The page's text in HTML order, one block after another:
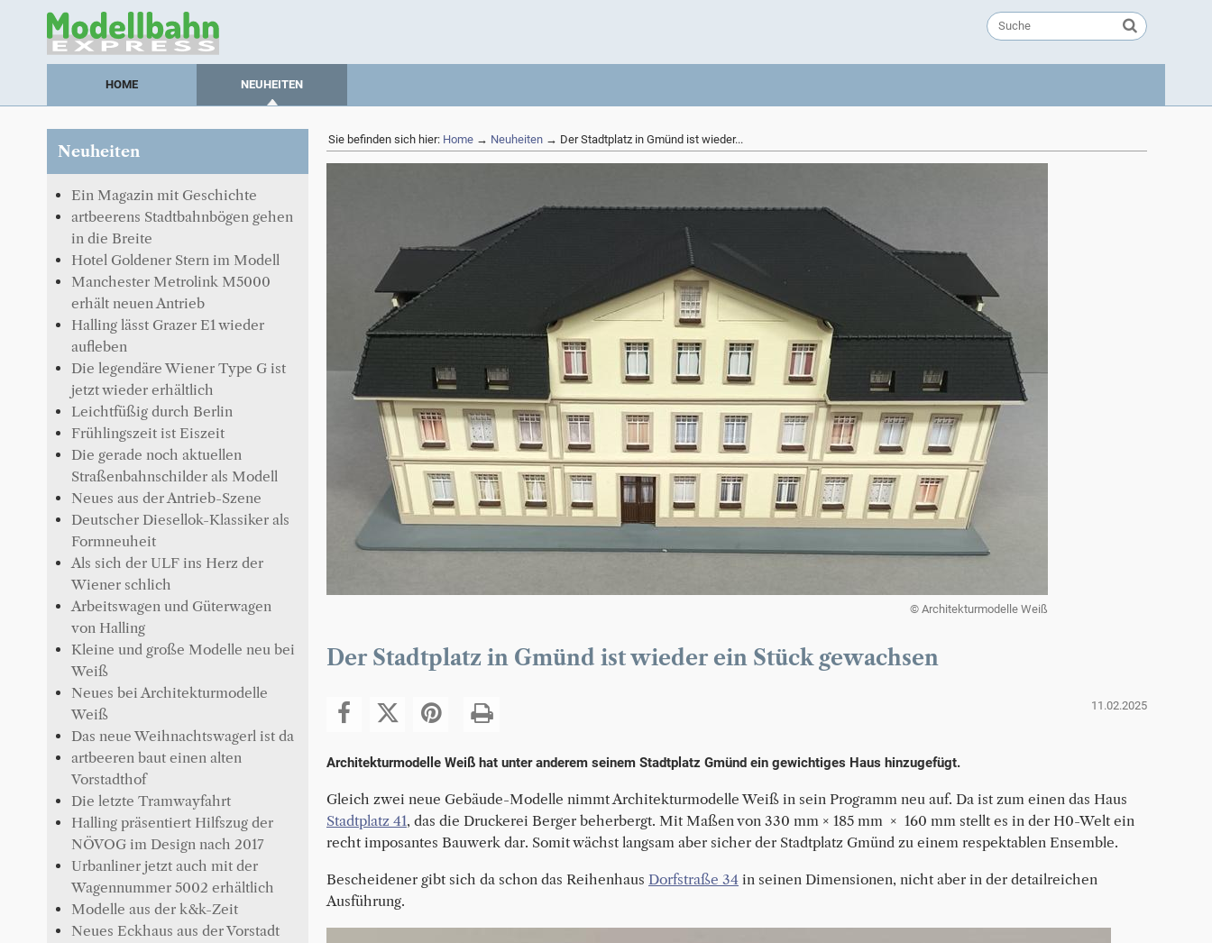
HOME NEUHEITEN
Neuheiten
Ein Magazin mit Geschichte
artbeerens Stadtbahnbögen gehen
in die Breite
Hotel Goldener Stern im Modell
Manchester Metrolink M5000
erhält neuen Antrieb
Halling lässt Grazer E1 wieder
aufleben
Die legendäre Wiener Type G ist
jetzt wieder erhältlich
Leichtfüßig durch Berlin
Frühlingszeit ist Eiszeit
Die gerade noch aktuellen
Straßenbahnschilder als Modell
Neues aus der Antrieb-Szene
Deutscher Diesellok-Klassiker als
Formneuheit
Als sich der ULF ins Herz der
Wiener schlich
Arbeitswagen und Güterwagen
von Halling
Kleine und große Modelle neu bei
Weiß
Neues bei Architekturmodelle
Weiß
Das neue Weihnachtswagerl ist da
artbeeren baut einen alten
Vorstadthof
Die letzte Tramwayfahrt
Halling präsentiert Hilfszug der
NÖVOG im Design nach 2017
Urbanliner jetzt auch mit der
Wagennummer 5002 erhältlich
Modelle aus der k&k-Zeit
Neues Eckhaus aus der Vorstadt
Sie befinden sich hier: Home → Neuheiten → Der Stadtplatz in Gmünd ist wieder...
© Architekturmodelle Weiß
Der Stadtplatz in Gmünd ist wieder ein Stück gewachsen
11.02.2025
Architekturmodelle Weiß hat unter anderem seinem Stadtplatz Gmünd ein gewichtiges Haus hinzugefügt.
Gleich zwei neue Gebäude-Modelle nimmt Architekturmodelle Weiß in sein Programm neu auf. Da ist zum einen das Haus
Stadtplatz 41, das die Druckerei Berger beherbergt. Mit Maßen von 330 mm × 185 mm  ×  160 mm stellt es in der H0-Welt ein
recht imposantes Bauwerk dar. Somit wächst langsam aber sicher der Stadtplatz Gmünd zu einem respektablen Ensemble.
Bescheidener gibt sich da schon das Reihenhaus Dorfstraße 34 in seinen Dimensionen, nicht aber in der detailreichen
Ausführung.